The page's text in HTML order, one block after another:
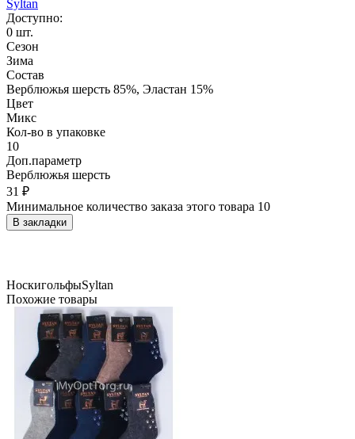
Syltan
Доступно:
0 шт.
Сезон
Зима
Состав
Верблюжья шерсть 85%, Эластан 15%
Цвет
Микс
Кол-во в упаковке
10
Доп.параметр
Верблюжья шерсть
31 ₽
Минимальное количество заказа этого товара 10
В закладки
НоскигольфыSyltan
Похожие товары